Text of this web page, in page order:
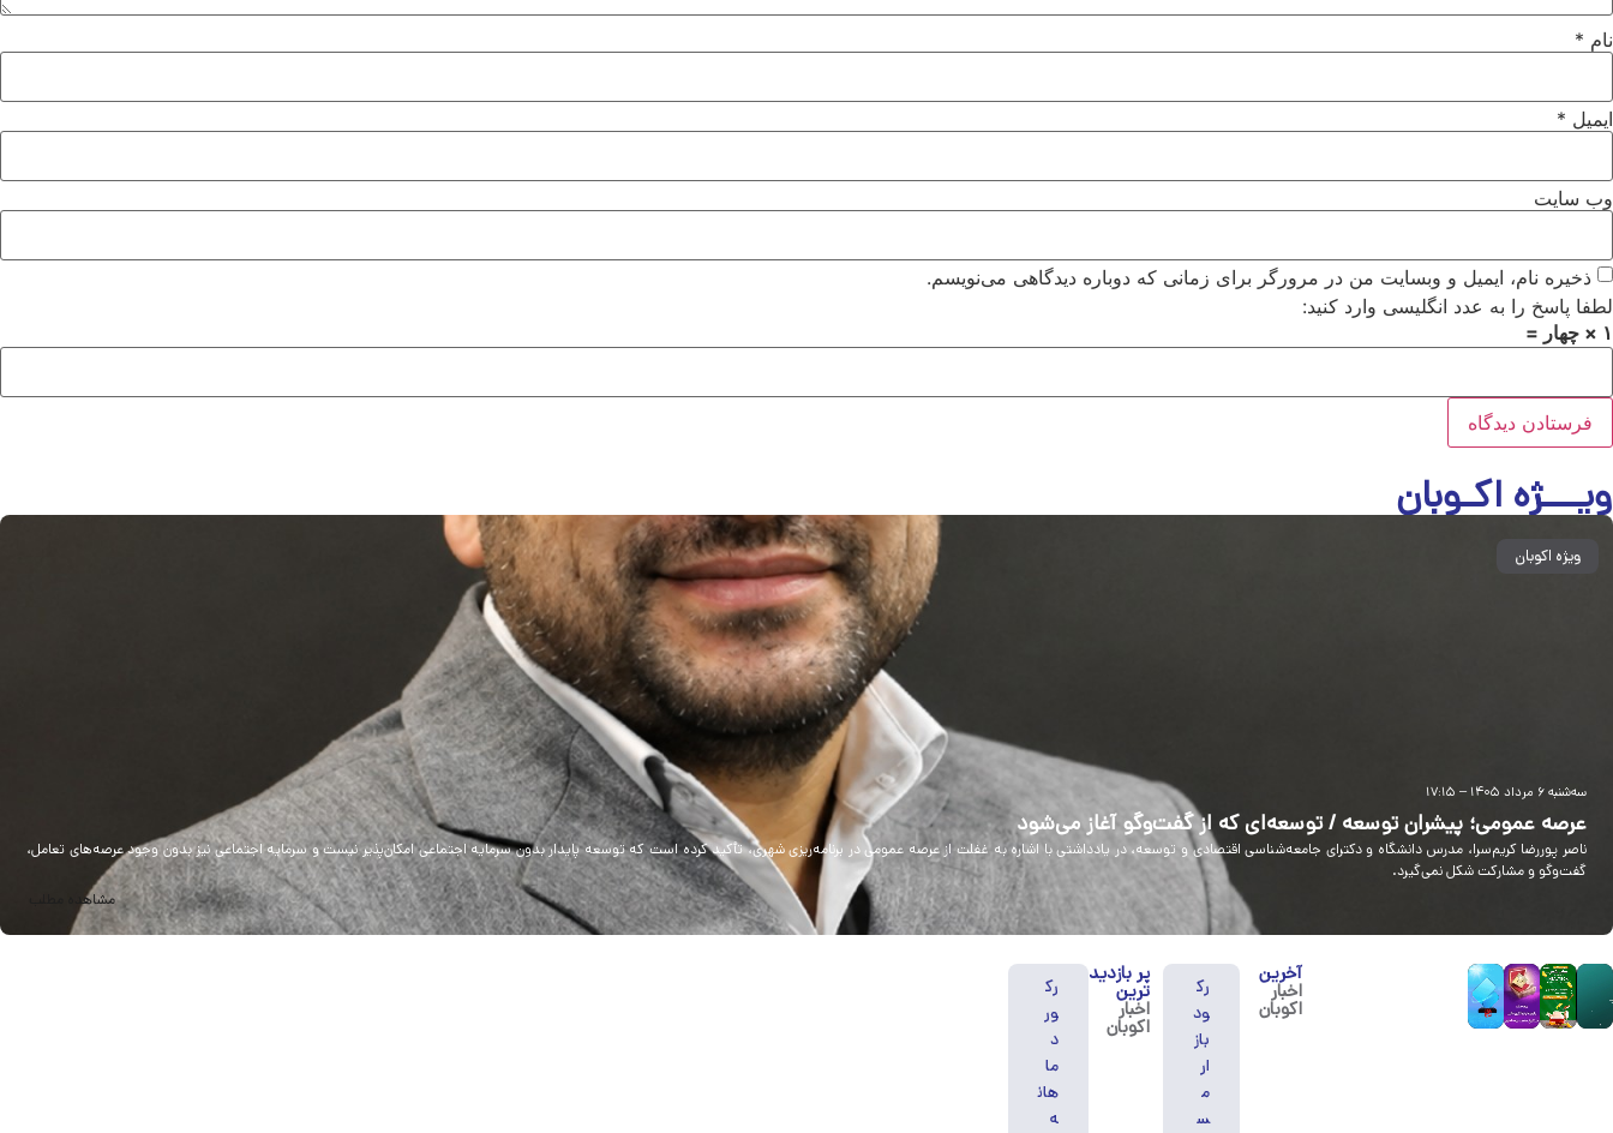
نام *
ایمیل *
وب‌ سایت
ذخیره نام، ایمیل و وبسایت من در مرورگر برای زمانی که دوباره دیدگاهی می‌نویسم.
لطفا پاسخ را به عدد انگلیسی وارد کنید:
۱ × چهار =
ویـــژه اکـوبان
ویژه اکوبان
سه‌شنبه ۶ مرداد ۱۴۰۵ – ۱۷:۱۵
عرصه عمومی؛ پیشران توسعه / توسعه‌ای که از گفت‌وگو آغاز می‌شود
ناصر پوررضا کریم‌سرا، مدرس دانشگاه و دکترای جامعه‌شناسی اقتصادی و توسعه، در یادداشتی با اشاره به غفلت از عرصه عمومی در برنامه‌ریزی شهری، تأکید کرده است که توسعه پایدار بدون سرمایه اجتماعی امکان‌پذیر نیست و سرمایه اجتماعی نیز بدون وجود عرصه‌های تعامل،
گفت‌وگو و مشارکت شکل نمی‌گیرد.
مشاهده مطلب
آخرین
اخبار
اکوبان
رک
ود
باز
ار
م
س
پر بازدید
ترین
اخبار
اکوبان
رک
ور
د
ما
هان
ه